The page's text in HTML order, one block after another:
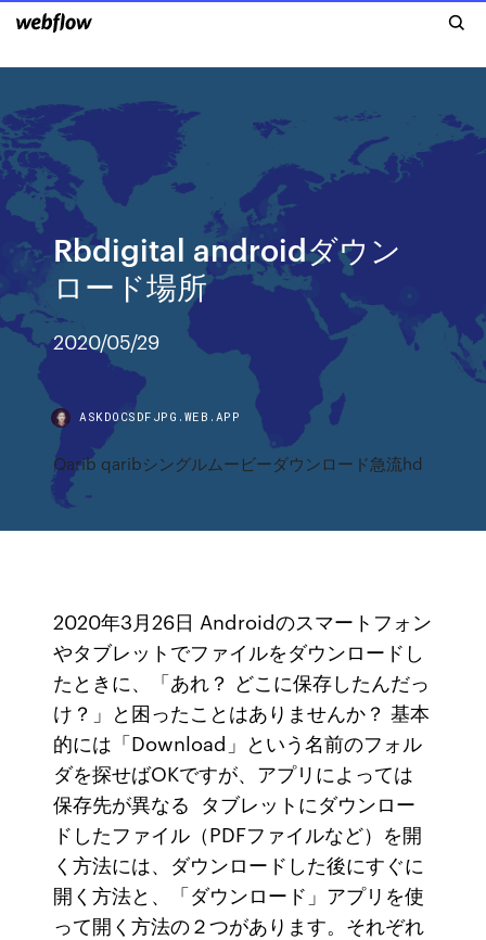
Rbdigital androidダウン
ロード場所
2020/05/29
ASKDOCSDFJPG.WEB.APP
Qarib qaribシングルムービーダウンロード急流hd
2020年3月26日 Androidのスマートフォン
やタブレットでファイルをダウンロードし
たときに、「あれ？ どこに保存したんだっ
け？」と困ったことはありませんか？ 基本
的には「Download」という名前のフォル
ダを探せばOKですが、アプリによっては
保存先が異なる タブレットにダウンロー
ドしたファイル（PDFファイルなど）を開
く方法には、ダウンロードした後にすぐに
開く方法と、「ダウンロード」アプリを使
って開く方法の２つがあります。それぞれ